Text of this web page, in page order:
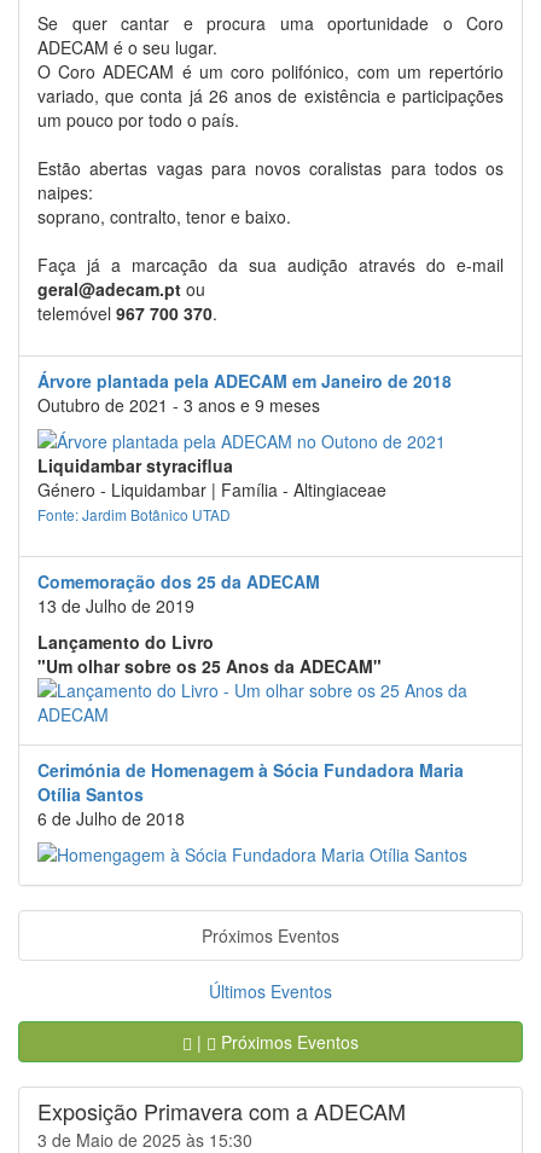
Se quer cantar e procura uma oportunidade o Coro
ADECAM é o seu lugar.
O Coro ADECAM é um coro polifónico, com um repertório
variado, que conta já 26 anos de existência e participações
um pouco por todo o país.
Estão abertas vagas para novos coralistas para todos os
naipes:
soprano, contralto, tenor e baixo.
Faça já a marcação da sua audição através do e-mail
geral@adecam.pt ou
telemóvel 967 700 370.
Árvore plantada pela ADECAM em Janeiro de 2018
Outubro de 2021 - 3 anos e 9 meses
Liquidambar styraciflua
Género - Liquidambar | Família - Altingiaceae
Fonte: Jardim Botânico UTAD
Comemoração dos 25 da ADECAM
13 de Julho de 2019
Lançamento do Livro
"Um olhar sobre os 25 Anos da ADECAM"
Cerimónia de Homenagem à Sócia Fundadora Maria
Otília Santos
6 de Julho de 2018
Próximos Eventos
Últimos Eventos
| Próximos Eventos
Exposição Primavera com a ADECAM
3 de Maio de 2025 às 15:30